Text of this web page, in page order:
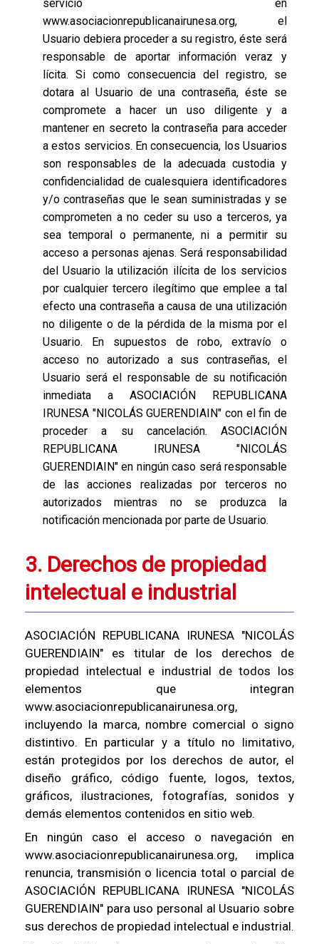
servicio en
www.asociacionrepublicanairunesa.org, el
Usuario debiera proceder a su registro, éste será
responsable de aportar información veraz y
lícita. Si como consecuencia del registro, se
dotara al Usuario de una contraseña, éste se
compromete a hacer un uso diligente y a
mantener en secreto la contraseña para acceder
a estos servicios. En consecuencia, los Usuarios
son responsables de la adecuada custodia y
confidencialidad de cualesquiera identificadores
y/o contraseñas que le sean suministradas y se
comprometen a no ceder su uso a terceros, ya
sea temporal o permanente, ni a permitir su
acceso a personas ajenas. Será responsabilidad
del Usuario la utilización ilícita de los servicios
por cualquier tercero ilegítimo que emplee a tal
efecto una contraseña a causa de una utilización
no diligente o de la pérdida de la misma por el
Usuario. En supuestos de robo, extravío o
acceso no autorizado a sus contraseñas, el
Usuario será el responsable de su notificación
inmediata a ASOCIACIÓN REPUBLICANA
IRUNESA "NICOLÁS GUERENDIAIN" con el fin de
proceder a su cancelación. ASOCIACIÓN
REPUBLICANA IRUNESA "NICOLÁS
GUERENDIAIN" en ningún caso será responsable
de las acciones realizadas por terceros no
autorizados mientras no se produzca la
notificación mencionada por parte de Usuario.
3. Derechos de propiedad
intelectual e industrial
ASOCIACIÓN REPUBLICANA IRUNESA "NICOLÁS
GUERENDIAIN" es titular de los derechos de
propiedad intelectual e industrial de todos los
elementos que integran
www.asociacionrepublicanairunesa.org,
incluyendo la marca, nombre comercial o signo
distintivo. En particular y a título no limitativo,
están protegidos por los derechos de autor, el
diseño gráfico, código fuente, logos, textos,
gráficos, ilustraciones, fotografías, sonidos y
demás elementos contenidos en sitio web.
En ningún caso el acceso o navegación en
www.asociacionrepublicanairunesa.org, implica
renuncia, transmisión o licencia total o parcial de
ASOCIACIÓN REPUBLICANA IRUNESA "NICOLÁS
GUERENDIAIN" para uso personal al Usuario sobre
sus derechos de propiedad intelectual e industrial.